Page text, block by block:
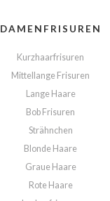
DAMENFRISUREN
Kurzhaarfrisuren
Mittellange Frisuren
Lange Haare
Bob Frisuren
Strähnchen
Blonde Haare
Graue Haare
Rote Haare